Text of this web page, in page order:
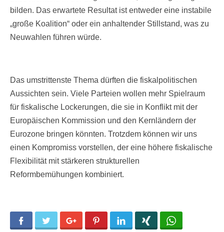
bilden. Das erwartete Resultat ist entweder eine instabile
„große Koalition“ oder ein anhaltender Stillstand, was zu
Neuwahlen führen würde.
Das umstrittenste Thema dürften die fiskalpolitischen
Aussichten sein. Viele Parteien wollen mehr Spielraum
für fiskalische Lockerungen, die sie in Konflikt mit der
Europäischen Kommission und den Kernländern der
Eurozone bringen könnten. Trotzdem können wir uns
einen Kompromiss vorstellen, der eine höhere fiskalische
Flexibilität mit stärkeren strukturellen
Reformbemühungen kombiniert.
Facebook Twitter Google+ Pinterest LinkedIn